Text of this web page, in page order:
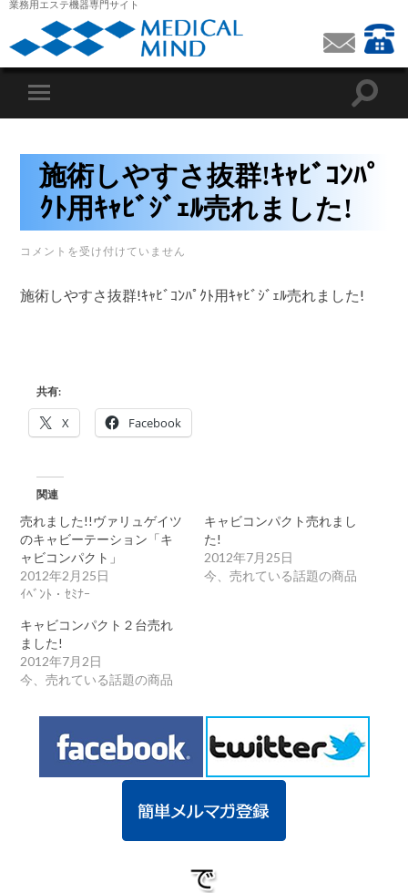
業務用エステ機器専門サイト
施術しやすさ抜群!ｷｬﾋﾞｺﾝﾊﾟ
ｸﾄ用ｷｬﾋﾞｼﾞｪﾙ売れました!
施
や
ﾊﾟ
ｬ
ﾋﾞ
ｼﾞ
ｪ
ﾙ
売
れ
し
た!
は
コメントを受け付けていません
施術しやすさ抜群!ｷｬﾋﾞｺﾝﾊﾟｸﾄ用ｷｬﾋﾞｼﾞｪﾙ売れました!
共有:
X Facebook
関連
売れました!!ヴァリュゲイツ
のキャビーテーション「キ
ャビコンパクト」
2012年2月25日
ｲﾍﾞﾝﾄ・ｾﾐﾅｰ
キャビコンパクト売れまし
た!
2012年7月25日
今、売れている話題の商品
キャビコンパクト２台売れ
ました!
2012年7月2日
今、売れている話題の商品